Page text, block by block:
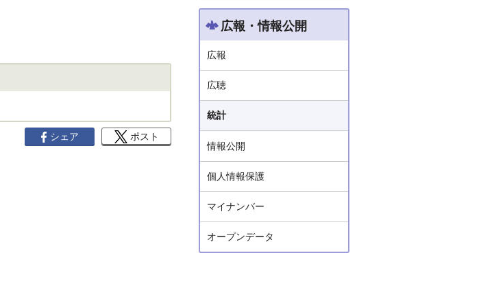
シェア ポスト
広報・情報公開
広報
広聴
統計
情報公開
個人情報保護
マイナンバー
オープンデータ